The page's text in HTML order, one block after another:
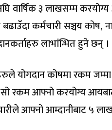
वार्षिक ३ लाखसम्म
बढाउँदा कर्मचारी सञ्चय
लाभांन्भित हुने छन् ।
योगदान कोषमा रकम
रकम आफ्नो करयोग्य
आफ्नो आम्दानीबाट ५